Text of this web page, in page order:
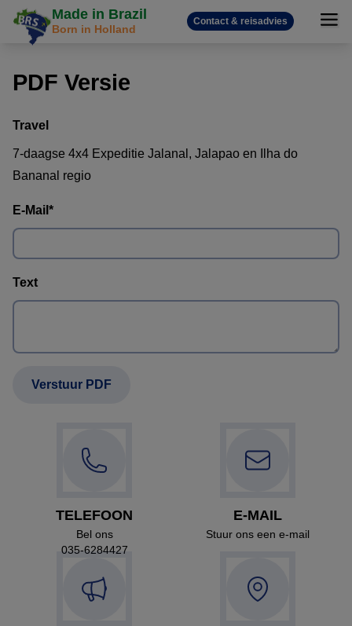
Made in Brazil
Born in Holland
Contact & reisadvies
PDF Versie
Travel
7-daagse 4x4 Expeditie Jalanal, Jalapao en Ilha do
Bananal regio
E-Mail *
Text
TELEFOON
Bel ons
035-6284427
E-MAIL
Stuur ons een e-mail